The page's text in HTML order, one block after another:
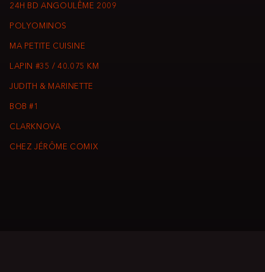
24H BD ANGOULÊME 2009
POLYOMINOS
MA PETITE CUISINE
LAPIN #35 / 40.075 KM
JUDITH & MARINETTE
BOB #1
CLARKNOVA
CHEZ JÉRÔME COMIX